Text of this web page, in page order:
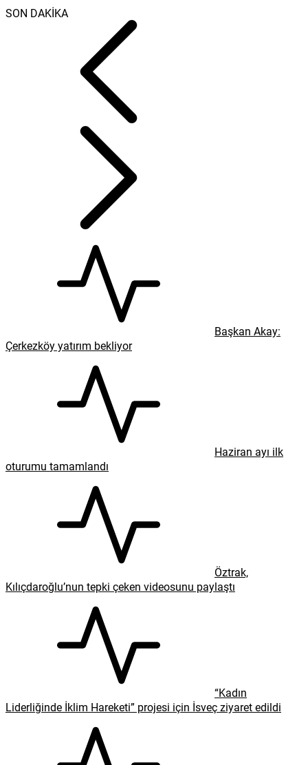
SON DAKİKA
Başkan Akay:
Çerkezköy yatırım bekliyor
Haziran ayı ilk
oturumu tamamlandı
Öztrak,
Kılıçdaroğlu’nun tepki çeken videosunu paylaştı
“Kadın
Liderliğinde İklim Hareketi” projesi için İsveç ziyaret edildi